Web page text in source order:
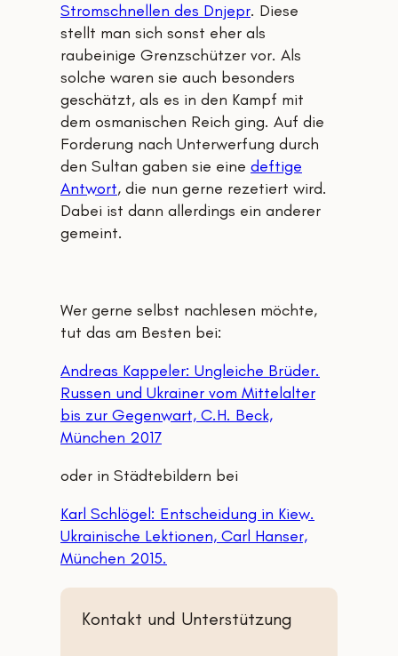
Stromschnellen des Dnjepr. Diese
stellt man sich sonst eher als
raubeinige Grenzschützer vor. Als
solche waren sie auch besonders
geschätzt, als es in den Kampf mit
dem osmanischen Reich ging. Auf die
Forderung nach Unterwerfung durch
den Sultan gaben sie eine deftige
Antwort, die nun gerne rezetiert wird.
Dabei ist dann allerdings ein anderer
gemeint.
Wer gerne selbst nachlesen möchte,
tut das am Besten bei:
Andreas Kappeler: Ungleiche Brüder.
Russen und Ukrainer vom Mittelalter
bis zur Gegenwart, C.H. Beck,
München 2017
oder in Städtebildern bei
Karl Schlögel: Entscheidung in Kiew.
Ukrainische Lektionen, Carl Hanser,
München 2015.
Kontakt und Unterstützung